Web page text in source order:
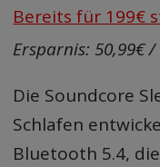
Bereits für 199€
Ersparnis: 50,99€ /
Die Soundcore
Schlafen
Bluetooth 5.4,